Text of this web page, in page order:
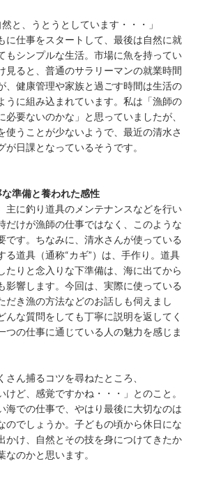
然と、うとうとしています・・・」
に仕事をスタートして、最後は自然に就
もシンプルな生活。市場に魚を持ってい
見ると、普通のサラリーマンの就業時間
、健康管理や家族と過ごす時間は生活の
うに組み込まれています。私は「漁師の
必要ないのかな」と思っていましたが、
使うことが少ないようで、最近の清水さ
が日課となっているそうです。
準備と養われた感性
主に釣り道具のメンテナンスなどを行い
だけが漁師の仕事ではなく、このような
です。ちなみに、清水さんが使っている
る道具（通称“カギ”）は、手作り。道具
たりと念入りな下準備は、海に出てから
影響します。今回は、実際に使っている
だき漁の方法などのお話しも伺えまし
んな質問をしても丁寧に説明を返してく
つの仕事に通じている人の魅力を感じま
さん捕るコツを尋ねたところ、
けど、感覚ですかね・・・」とのこと。
海での仕事で、やはり最後に大切なのは
のでしょうか。子どもの頃から休日にな
かけ、自然とその技を身につけてきたか
なのかと思います。